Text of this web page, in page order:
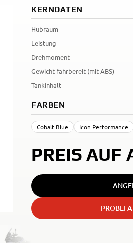
KERNDATEN
Hubraum
Leistung
Drehmoment
Gewicht fahrbereit (mit ABS)
Tankinhalt
FARBEN
Cobalt Blue Icon Performance
PREIS AUF